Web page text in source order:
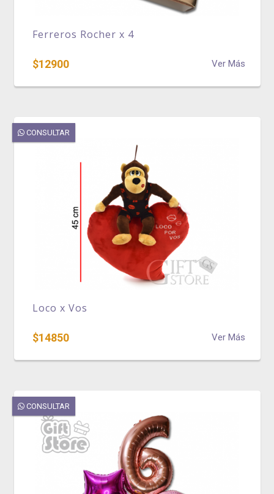
Ferreros Rocher x 4
$12900 Ver Más
CONSULTAR
Loco x Vos
$14850 Ver Más
CONSULTAR